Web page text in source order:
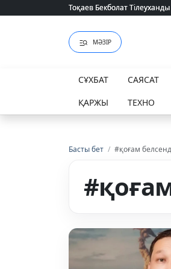
Тоқаев Бекболат
Тоқаев Бекболат
МӘЗІР
СҰХБАТ САЯСАТ
ҚАРЖЫ
ТЕХНО
Басты бет / #қоғам